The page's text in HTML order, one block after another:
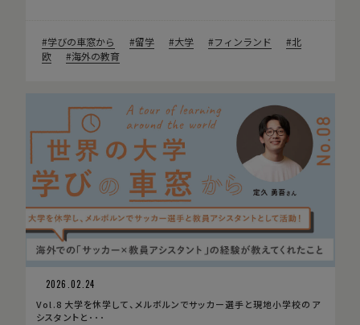
学びの車窓から 留学 大学 フィンランド
北
欧
海外の教育
2026.02.24
Vol.8 大学を休学して、メルボルンでサッカー選手と現地小学校のア
シスタントと･･･